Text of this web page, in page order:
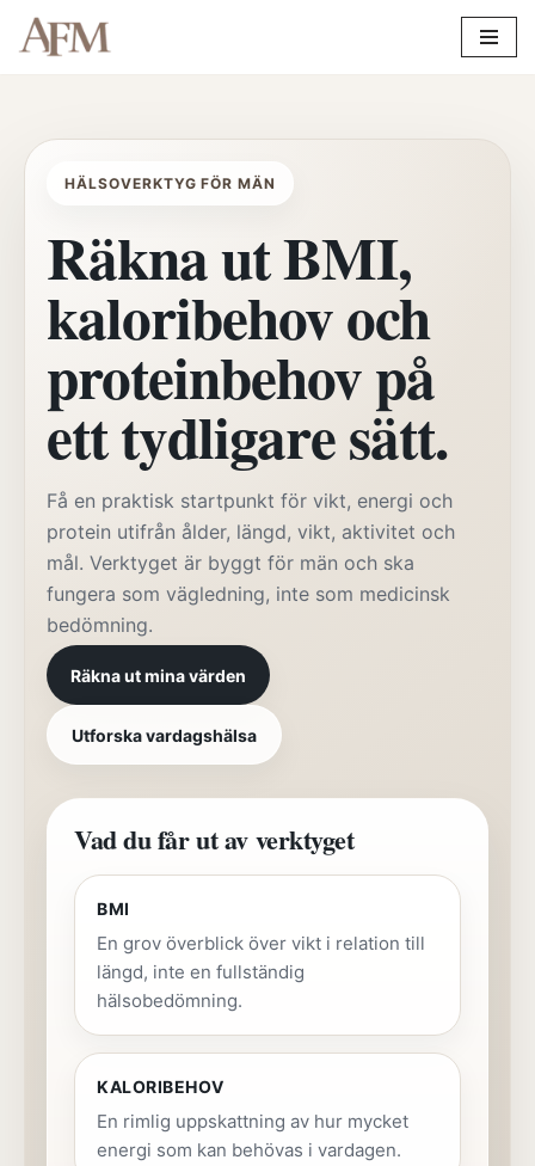
HÄLSOVERKTYG FÖR MÄN
Räkna ut BMI,
kaloribehov och
proteinbehov på
ett tydligare sätt.
Få en praktisk startpunkt för vikt, energi och
protein utifrån ålder, längd, vikt, aktivitet och
mål. Verktyget är byggt för män och ska
fungera som vägledning, inte som medicinsk
bedömning.
Räkna ut mina värden
Utforska vardagshälsa
Vad du får ut av verktyget
BMI
En grov överblick över vikt i relation till
längd, inte en fullständig
hälsobedömning.
KALORIBEHOV
En rimlig uppskattning av hur mycket
energi som kan behövas i vardagen.